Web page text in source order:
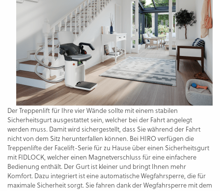
Der Treppenlift für Ihre vier Wände sollte mit einem stabilen
Sicherheitsgurt ausgestattet sein, welcher bei der Fahrt angelegt
werden muss. Damit wird sichergestellt, dass Sie während der Fahrt
nicht von dem Sitz herunterfallen können. Bei HIRO verfügen die
Treppenlifte der Facelift-Serie für zu Hause über einen Sicherheitsgurt
mit FIDLOCK, welcher einen Magnetverschluss für eine einfachere
Bedienung enthält. Der Gurt ist kleiner und bringt Ihnen mehr
Komfort. Dazu integriert ist eine automatische Wegfahrsperre, die für
maximale Sicherheit sorgt. Sie fahren dank der Wegfahrsperre mit dem